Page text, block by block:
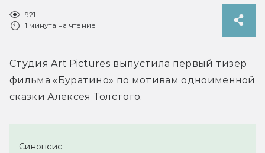
921
1 минута на чтение
Студия Art Pictures выпустила первый тизер
фильма «Буратино» по мотивам одноименной
сказки Алексея Толстого.
Синопсис